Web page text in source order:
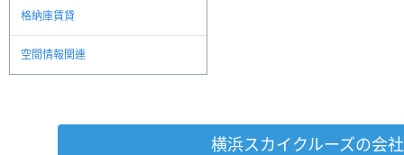
格納庫賃貸
空間情報関連
横浜スカイクルーズの会